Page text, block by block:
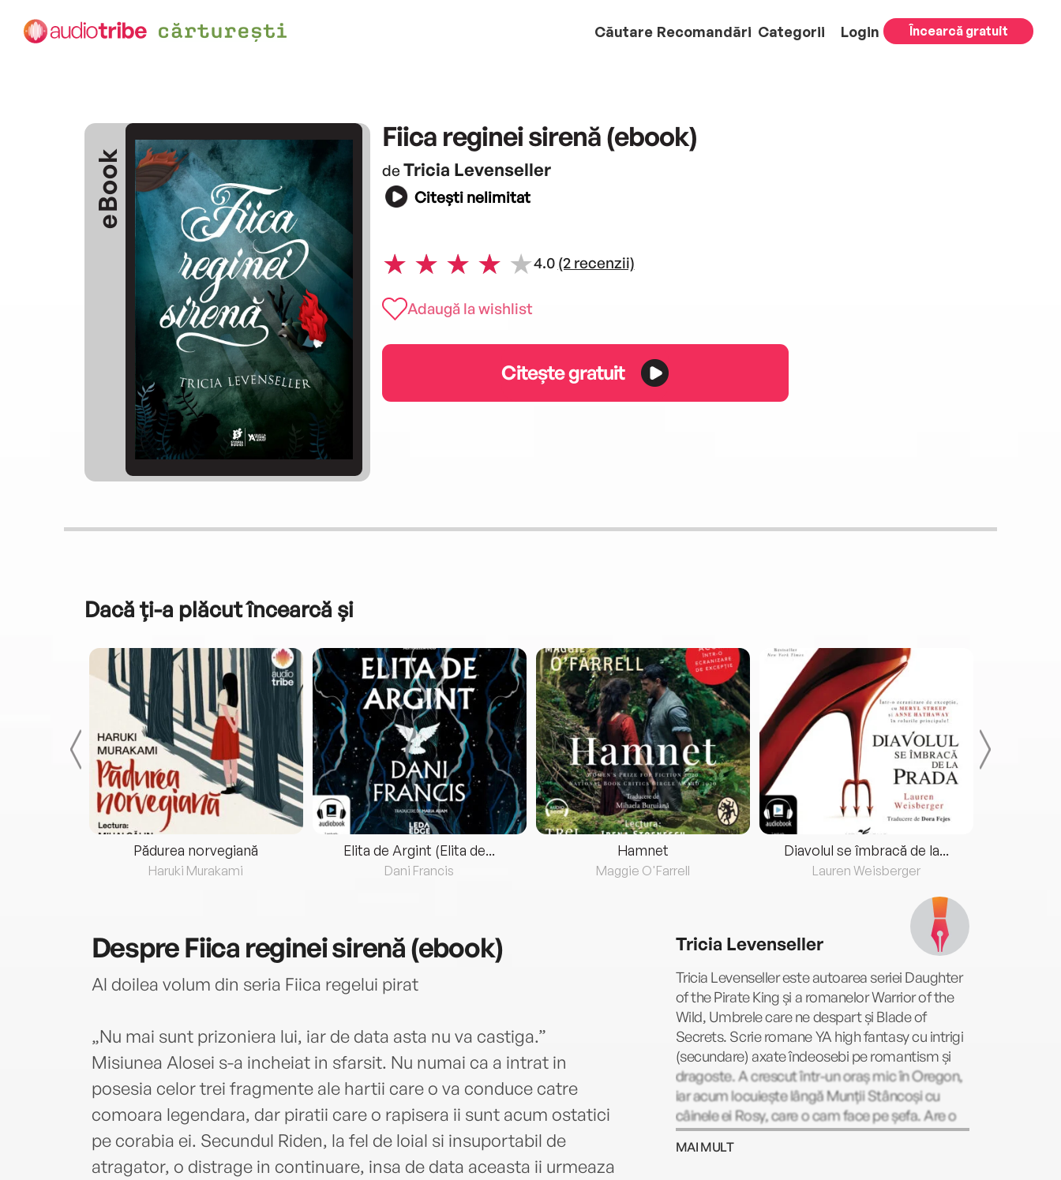
Căutare Recomandări Categorii Login Încearcă gratuit
eBook
Fiica reginei sirenă (ebook)
de Tricia Levenseller
Citești nelimitat
4.0 (2 recenzii)
Adaugă la wishlist
Citește gratuit
Dacă ți-a plăcut încearcă și
Pădurea norvegiană
Haruki Murakami
Elita de Argint (Elita de...
Dani Francis
Hamnet
Maggie O'Farrell
Diavolul se îmbracă de la...
Lauren Weisberger
DespreFiica reginei sirenă (ebook)
Al doilea volum din seria Fiica regelui pirat
„Nu mai sunt prizoniera lui, iar de data asta nu va castiga.”
Misiunea Alosei s-a incheiat in sfarsit. Nu numai ca a intrat in
posesia celor trei fragmente ale hartii care o va conduce catre
comoara legendara, dar piratii care o rapisera ii sunt acum ostatici
pe corabia ei. Secundul Riden, la fel de loial si insuportabil de
atragator, o distrage in continuare, insa de data aceasta ii urmeaza
Tricia Levenseller
Tricia Levenseller este autoarea seriei Daughter
of the Pirate King și a romanelor Warrior of the
Wild, Umbrele care ne despart și Blade of
Secrets. Scrie romane YA high fantasy cu intrigi
(secundare) axate îndeosebi pe romantism și
dragoste. A crescut într-un oraș mic în Oregon,
iar acum locuiește lângă Munții Stâncoși cu
câinele ei Rosy, care o cam face pe șefa. Are o
diplomă în litere și editare și este încântată că
nu mai trebuie să citească vreodată un manual.
MAI MULT